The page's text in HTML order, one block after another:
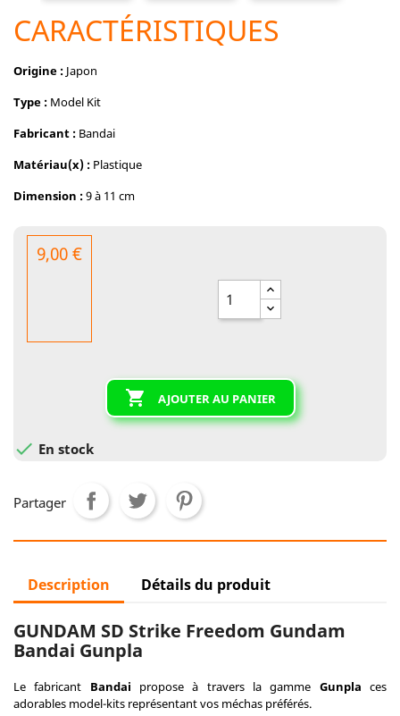
CARACTÉRISTIQUES
Origine : Japon
Type : Model Kit
Fabricant : Bandai
Matériau(x) : Plastique
Dimension :9 à 11 cm
9,00 €
 AJOUTER AU PANIER
 En stock
Partager
Description Détails du produit
GUNDAM SD Strike Freedom Gundam
Bandai Gunpla
Le fabricant Bandai propose à travers la gamme Gunpla ces
adorables model-kits représentant vos méchas préférés.